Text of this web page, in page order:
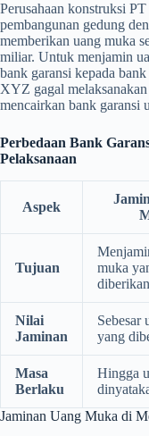
Perusahaan konstruksi
pembangunan gedung
memberikan uang muka
miliar. Untuk menjamin
bank garansi kepada
XYZ gagal
mencairkan bank garansi
Perbedaan Bank
Pelaksanaan
Aspek
Tujuan
muka
diberikan
Nilai
Jaminan
Sebesar
yang
Masa
Berlaku
Hingga
Jaminan Uang Muka di